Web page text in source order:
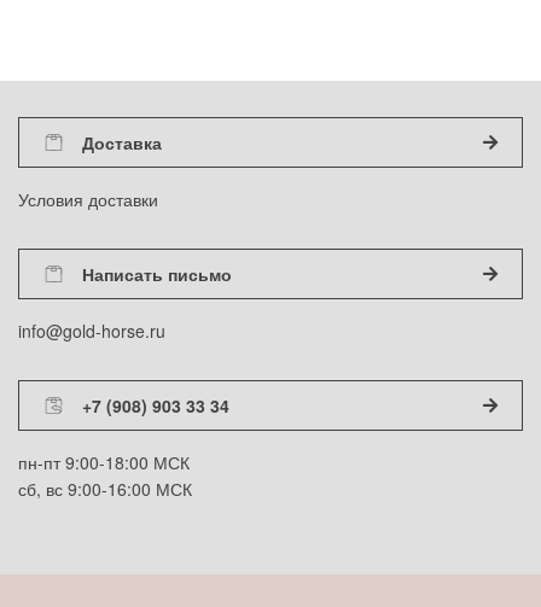
Доставка
Условия доставки
Написать письмо
info@gold-horse.ru
+7 (908) 903 33 34
пн-пт 9:00-18:00 МСК
сб, вс 9:00-16:00 МСК